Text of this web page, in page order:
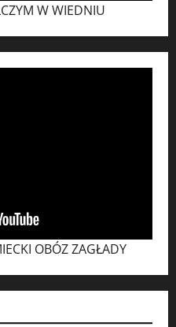
W WIEDNIU
OBÓZ ZAGŁADY